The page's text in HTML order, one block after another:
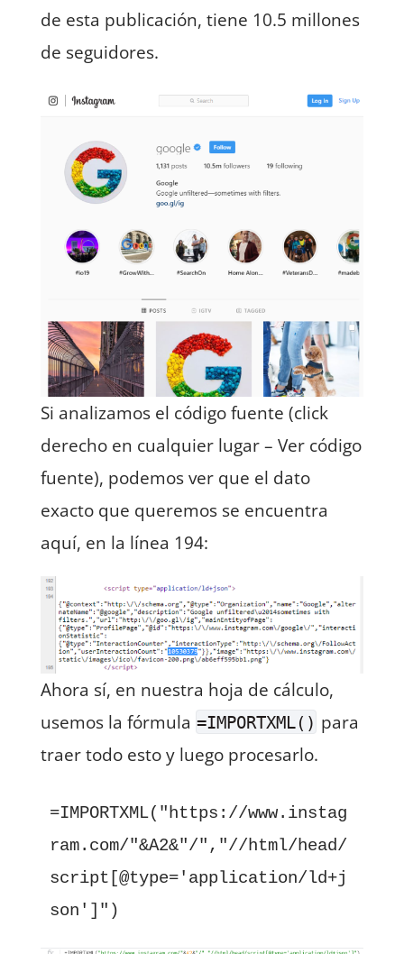
de esta publicación, tiene 10.5 millones
de seguidores.
Si analizamos el código fuente (click
derecho en cualquier lugar – Ver código
fuente), podemos ver que el dato
exacto que queremos se encuentra
aquí, en la línea 194:
Ahora sí, en nuestra hoja de cálculo,
usemos la fórmula =IMPORTXML() para
traer todo esto y luego procesarlo.
=IMPORTXML("https://www.instag
ram.com/"&A2&"/","//html/head/
script[@type='application/ld+j
son']")